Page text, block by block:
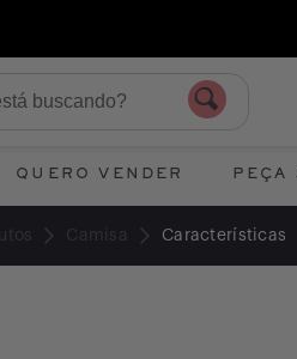
QUERO VENDER PEÇA
Camisa Características